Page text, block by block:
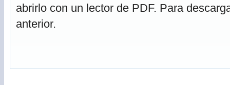
abrirlo con un lector de PDF. Para
anterior.